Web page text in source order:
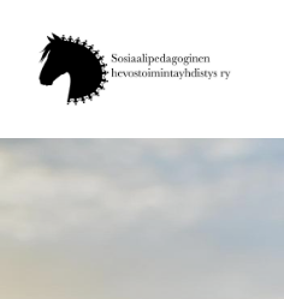
Siirry
sivun
sisältöön
SPHT ry